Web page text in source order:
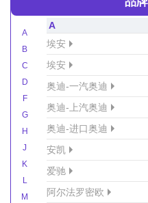
A
B
C
D
F
G
H
J
K
L
M
A
埃安
埃安
奥迪-一汽奥迪
奥迪-上汽奥迪
奥迪-进口奥迪
安凯
爱驰
阿尔法罗密欧